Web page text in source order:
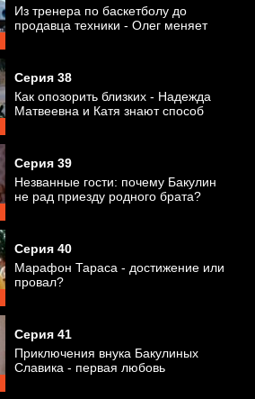
Из тренера по баскетболу до
продавца техники - Олег меняет
Серия 38
Как опозорить близких - Надежда
Матвеевна и Катя знают способ
Серия 39
Незванные гости: почему Бакулин
не рад приезду родного брата?
Серия 40
Марафон Тараса - достижение или
провал?
Серия 41
Приключения внука Бакулиных
Славика - первая любовь